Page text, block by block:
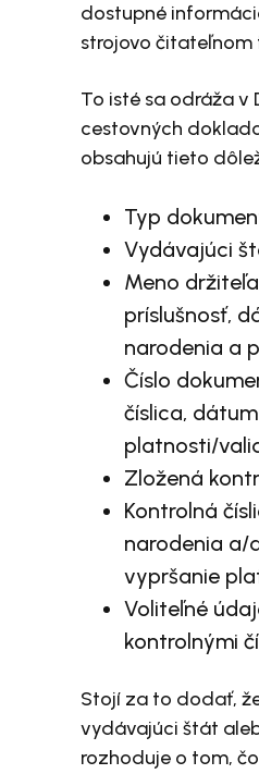
dostupné
strojovo čitateľnom
To isté sa odráža v
cestovných
obsahujú tieto
Typ
Vydávajúci
Meno
príslušnosť,
narodenia a
Číslo
číslica,
platnosti/
Zložená
Kontrolná
narodenia a/
vypršanie
Voliteľné
kontrolnými
Stojí za to dodať,
vydávajúci štát
rozhoduje o tom,